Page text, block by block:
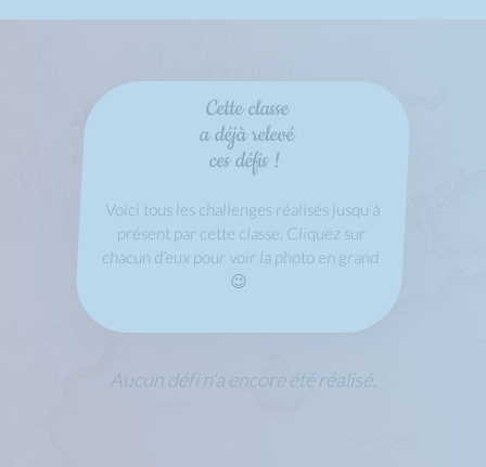
Cette classe
a déjà relevé
ces défis !
Voici tous les challenges réalisés jusqu’à
présent par cette classe. Cliquez sur
chacun d’eux pour voir la photo en grand
😉
Aucun défi n'a encore été réalisé.